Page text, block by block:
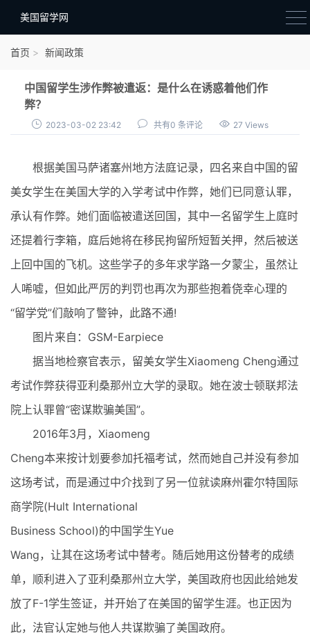
美国留学网
留学费用
申请条件
行前准备
签证办理
留学生活
首页 新闻政策
中国留学生涉作弊被遣返：是什么在诱惑着他们作
弊？
2023-03-02 23:42 共有0 条评论 27 Views
根据美国马萨诸塞州地方法庭记录，四名来自中国的留
美女学生在美国大学的入学考试中作弊，她们已同意认罪，
承认有作弊。她们面临被遣送回国，其中一名留学生上庭时
还提着行李箱，庭后她将在移民拘留所短暂关押，然后被送
上回中国的飞机。这些学子的多年求学路一夕蒙尘，虽然让
人唏嘘，但如此严厉的判罚也再次为那些抱着侥幸心理的
“留学党”们敲响了警钟，此路不通!
图片来自：GSM-Earpiece
据当地检察官表示，留美女学生Xiaomeng Cheng通过
考试作弊获得亚利桑那州立大学的录取。她在波士顿联邦法
院上认罪曾“密谋欺骗美国”。
2016年3月，Xiaomeng
Cheng本来按计划要参加托福考试，然而她自己并没有参加
这场考试，而是通过中介找到了另一位就读麻州霍尔特国际
商学院(Hult International
Business School)的中国学生Yue
Wang，让其在这场考试中替考。随后她用这份替考的成绩
单，顺利进入了亚利桑那州立大学，美国政府也因此给她发
放了F-1学生签证，并开始了在美国的留学生涯。也正因为
此，法官认定她与他人共谋欺骗了美国政府。